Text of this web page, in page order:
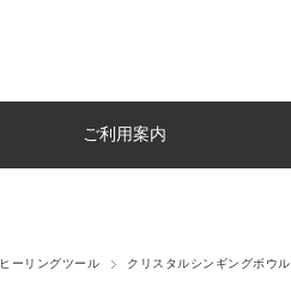
ご利用案内
ヒーリングツール クリスタルシンギングボウル